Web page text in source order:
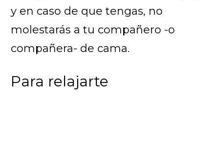
y en caso de que tengas, no
molestarás a tu compañero -o
compañera- de cama.
Para relajarte